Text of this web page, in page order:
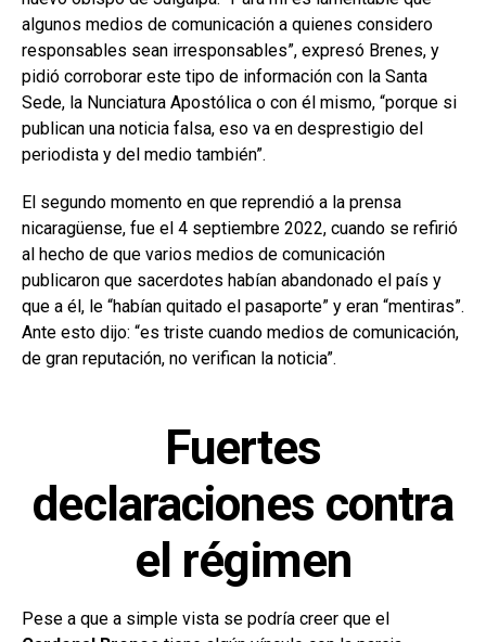
algunos medios de comunicación a quienes considero
responsables sean irresponsables”, expresó Brenes, y
pidió corroborar este tipo de información con la Santa
Sede, la Nunciatura Apostólica o con él mismo, “porque si
publican una noticia falsa, eso va en desprestigio del
periodista y del medio también”.
El segundo momento en que reprendió a la prensa
nicaragüense, fue el 4 septiembre 2022, cuando se refirió
al hecho de que varios medios de comunicación
publicaron que sacerdotes habían abandonado el país y
que a él, le “habían quitado el pasaporte” y eran “mentiras”.
Ante esto dijo: “es triste cuando medios de comunicación,
de gran reputación, no verifican la noticia”.
Fuertes
declaraciones contra
el régimen
Pese a que a simple vista se podría creer que el